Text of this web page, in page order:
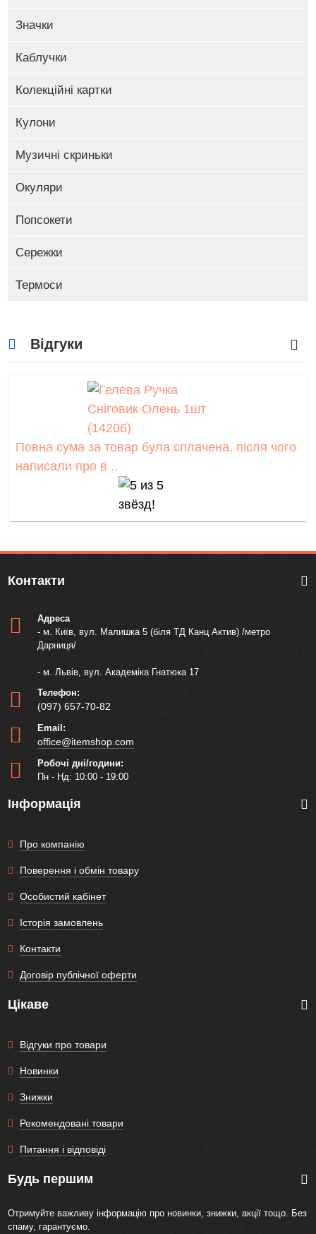
Значки
Каблучки
Колекційні картки
Кулони
Музичні скриньки
Окуляри
Попсокети
Сережки
Термоси
Відгуки
Повна сума за товар була сплачена, після чого
написали про в ..
Контакти
Адреса
- м. Київ, вул. Малишка 5 (біля ТД Канц Актив) /метро
Дарниця/
- м. Львів, вул. Академіка Гнатюка 17
Телефон:
(097) 657-70-82
Email:
office@itemshop.com
Робочі дні/години:
Пн - Нд: 10:00 - 19:00
Інформація
Про компанію
Поверення і обмін товару
Особистий кабінет
Історія замовлень
Контакти
Договір публічної оферти
Цікаве
Відгуки про товари
Новинки
Знижки
Рекомендовані товари
Питання і відповіді
Будь першим
Отримуйте важливу інформацію про новинки, знижки, акції тощо. Без
спаму, гарантуємо.